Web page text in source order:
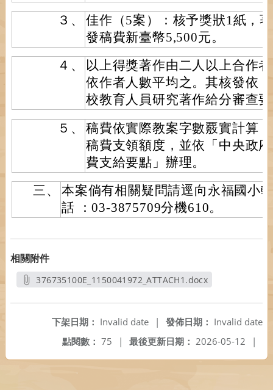
３、
佳作（5案）：核予獎狀1紙，
發稿費新臺幣5,500元。
４、
以上得獎著作由二人以上合作
依作者人數平均之。其核發依
校教育人員研究著作給分審查
５、
稿費依實際教案字數覈實計算
稿費支領額度，並依「中央政
費支給要點」辦理。
三、
本案倘有相關疑問請逕向永福國小
話 ：03-3875709分機610。
相關附件
376735100E_1150041972_ATTACH1.docx
發佈日期： Invalid date
下架日期： Invalid date
|
最後更新日期： 2026-05-12 |
點閱數： 75 |